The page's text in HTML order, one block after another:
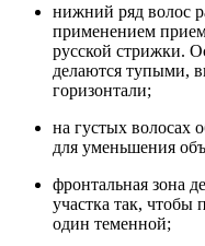
нижний ряд волос
применением
русской стрижки.
делаются тупыми,
горизонтали;
на густых волосах
для уменьшения
фронтальная зона
участка так, чтобы
один теменной;